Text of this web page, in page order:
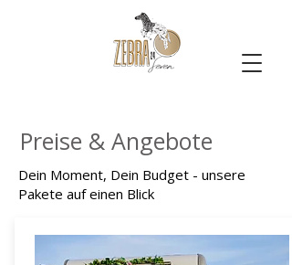
Preise & Angebote
Dein Moment, Dein Budget - unsere
Pakete auf einen Blick